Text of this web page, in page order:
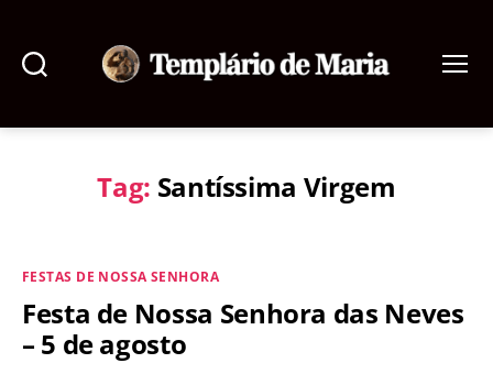
de
Tag: Santíssima Virgem
Categorias
FESTAS DE NOSSA SENHORA
Festa de Nossa Senhora das Neves
– 5 de agosto